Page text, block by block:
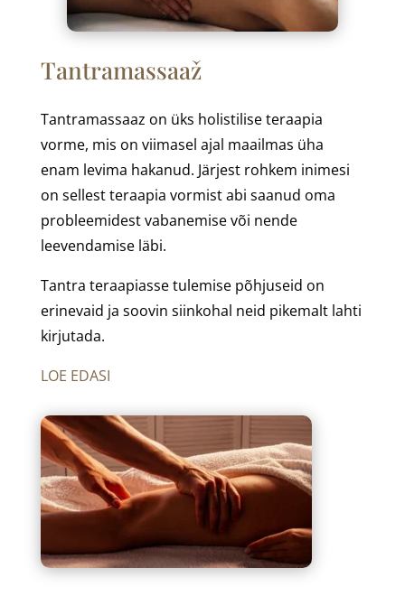
Tantramassaaž
Tantramassaaz on üks holistilise teraapia
vorme, mis on viimasel ajal maailmas üha
enam levima hakanud. Järjest rohkem inimesi
on sellest teraapia vormist abi saanud oma
probleemidest vabanemise või nende
leevendamise läbi.
Tantra teraapiasse tulemise põhjuseid on
erinevaid ja soovin siinkohal neid pikemalt lahti
kirjutada.
LOE EDASI